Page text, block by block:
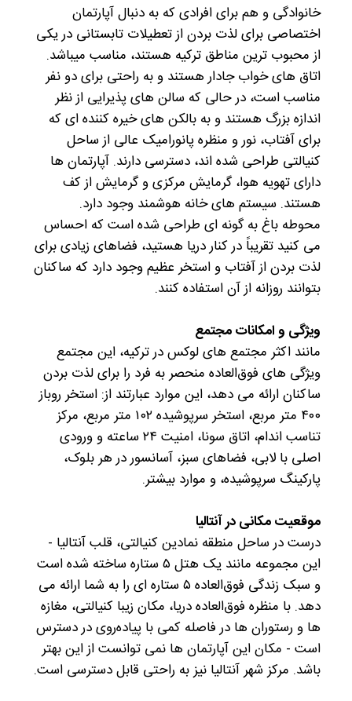
خانوادگی و هم برای افرادی که به دنبال آپارتمان
اختصاصی برای لذت بردن از تعطیلات تابستانی در یکی
از محبوب ترین مناطق ترکیه هستند، مناسب میباشد.
اتاق های خواب جادار هستند و به راحتی برای دو نفر
مناسب است، در حالی که سالن های پذیرایی از نظر
اندازه بزرگ هستند و به بالکن های خیره کننده ای که
برای آفتاب، نور و منظره پانورامیک عالی از ساحل
کنیالتی طراحی شده اند، دسترسی دارند. آپارتمان ها
دارای تهویه هوا، گرمایش مرکزی و گرمایش از کف
هستند. سیستم های خانه هوشمند وجود دارد.
محوطه باغ به گونه ای طراحی شده است که احساس
می کنید تقریباً در کنار دریا هستید، فضاهای زیادی برای
لذت بردن از آفتاب و استخر عظیم وجود دارد که ساکنان
بتوانند روزانه از آن استفاده کنند.
ویژگی و امکانات مجتمع
مانند اکثر مجتمع های لوکس در ترکیه، این مجتمع
ویژگی های فوق‌العاده منحصر به فرد را برای لذت بردن
ساکنان ارائه می دهد، این موارد عبارتند از: استخر روباز
۴۰۰ متر مربع، استخر سرپوشیده ۱۰۲ متر مربع، مرکز
تناسب اندام، اتاق سونا، امنیت ۲۴ ساعته و ورودی
اصلی با لابی، فضاهای سبز، آسانسور در هر بلوک،
پارکینگ سرپوشیده، و موارد بیشتر.
موقعیت مکانی در آنتالیا
درست در ساحل منطقه نمادین کنیالتی، قلب آنتالیا -
این مجموعه مانند یک هتل ۵ ستاره ساخته شده است
و سبک زندگی فوق‌العاده ۵ ستاره ای را به شما ارائه می
دهد. با منظره فوق‌العاده دریا، مکان زیبا کنیالتی، مغازه
ها و رستوران ها در فاصله کمی با پیاده‌روی در دسترس
است - مکان این آپارتمان ها نمی توانست از این بهتر
باشد. مرکز شهر آنتالیا نیز به راحتی قابل دسترسی است.